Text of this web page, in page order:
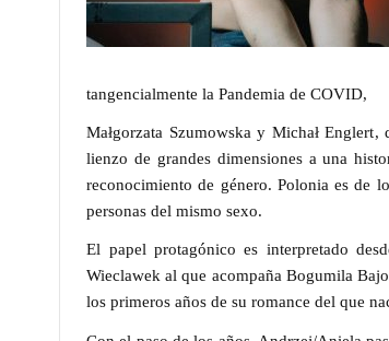
tangencialmente la Pandemia de COVID,
Małgorzata Szumowska y MichałEnglert,
lienzo de grandes dimensiones a una
reconocimiento de género. Polonia es de
personas del mismo sexo.
El papel protagónico es interpretado
Wieclawek al que acompaña Bogumila
los primeros años de su romance del que